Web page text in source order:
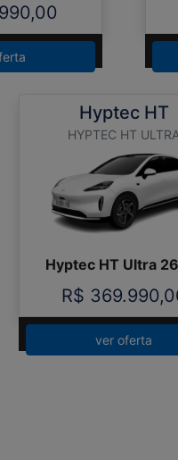
Hyptec HT
HYPTEC HT
Hyptec HT Ultra
R$
ver oferta